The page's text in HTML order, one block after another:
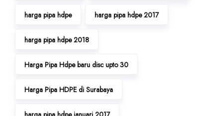
harga pipa hdpe harga pipa hdpe 2017
harga pipa hdpe 2018
Harga Pipa Hdpe baru disc upto 30
Harga Pipa HDPE di Surabaya